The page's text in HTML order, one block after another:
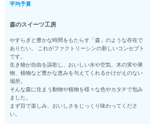
平均予算
森のスイーツ工房
やすらぎと豊かな時間をもたらす「森」のような存在で
ありたい。 これがファクトリーシンの新しいコンセプト
です。
生き物が自由を謳歌し、おいしい水や空気、木の実や果
物、植物など豊かな恵みを与えてくれるかけがえのない
場所。
そんな森に住まう動物や植物を様々な色やカタチで包み
ました。
まず目で楽しみ、おいしさをじっくり味わってくださ
い。